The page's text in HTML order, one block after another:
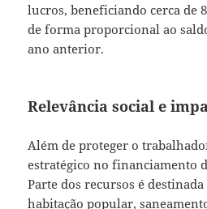
lucros, beneficiando cerca de
de forma proporcional ao
ano anterior.
Relevância social e
Além de proteger o
estratégico no financiamento
Parte dos recursos é
habitação popular,